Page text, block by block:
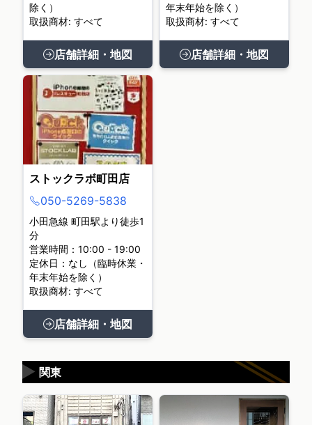
除く）
取扱商材: すべて
店舗詳細・地図
年末年始を除く）
取扱商材: すべて
店舗詳細・地図
ストックラボ町田店
050-5269-5838
小田急線 町田駅より徒歩1
分
営業時間：10:00 - 19:00
定休日：なし（臨時休業・
年末年始を除く）
取扱商材: すべて
店舗詳細・地図
関東
▶